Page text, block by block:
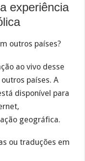
experiência
outros países?
ao vivo desse
países. A
disponível para
geográfica.
ou traduções em